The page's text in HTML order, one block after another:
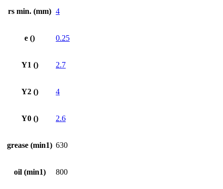
rs min. (mm) 4
e () 0.25
Y1 () 2.7
Y2 () 4
Y0 () 2.6
grease (min1) 630
oil (min1) 800